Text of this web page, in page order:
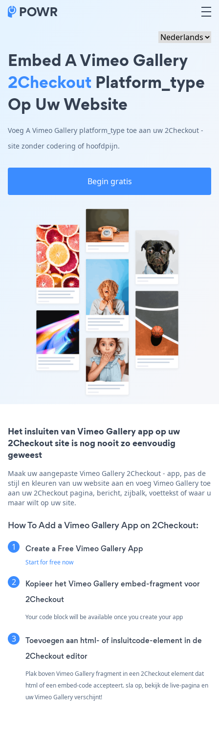
Embed A Vimeo Gallery
2Checkout Platform_type
Op Uw Website
Voeg A Vimeo Gallery platform_type toe aan uw 2Checkout -
site zonder codering of hoofdpijn.
Begin gratis
Het insluiten van Vimeo Gallery app op uw
2Checkout site is nog nooit zo eenvoudig
geweest
Maak uw aangepaste Vimeo Gallery 2Checkout - app, pas de
stijl en kleuren van uw website aan en voeg Vimeo Gallery toe
aan uw 2Checkout pagina, bericht, zijbalk, voettekst of waar u
maar wilt op uw site.
How To Add a Vimeo Gallery App on 2Checkout:
Create a Free Vimeo Gallery App
Start for free now
Kopieer het Vimeo Gallery embed-fragment voor
2Checkout
Your code block will be available once you create your app
Toevoegen aan html- of insluitcode-element in de
2Checkout editor
Plak boven Vimeo Gallery fragment in een 2Checkout element dat
html of een embed-code accepteert. sla op, bekijk de live-pagina en
uw Vimeo Gallery verschijnt!